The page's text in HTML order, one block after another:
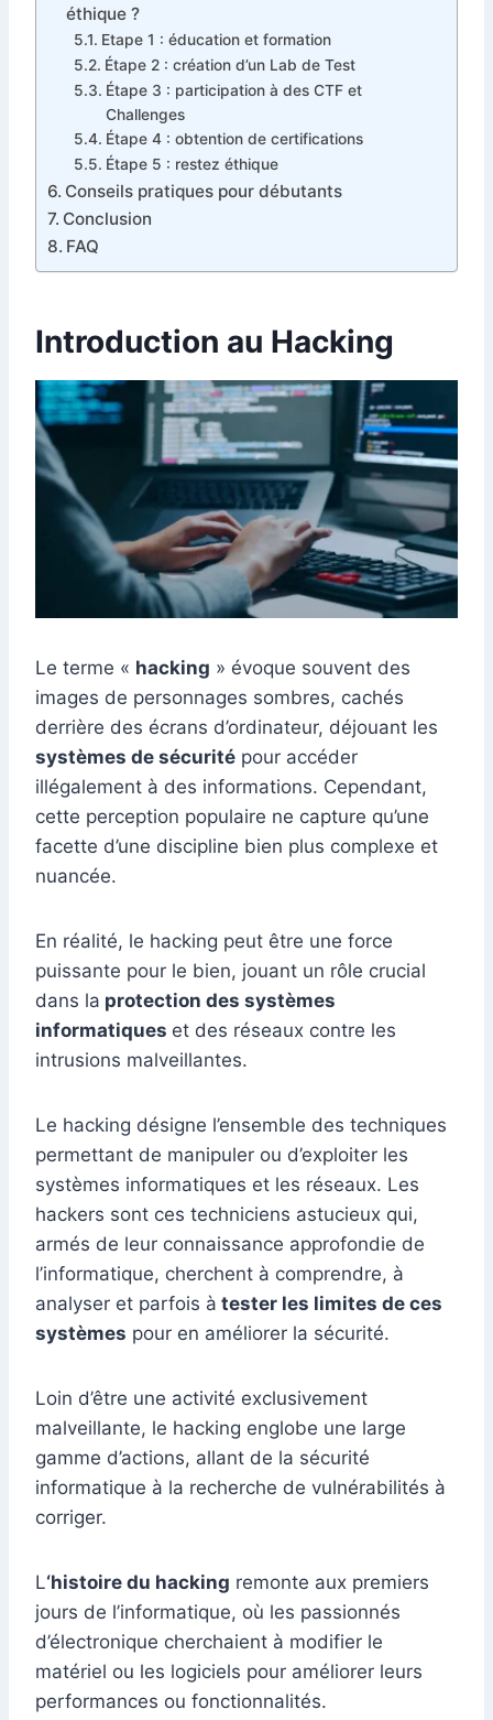
éthique ?
Etape 1 : éducation et formation
Étape 2 : création d’un Lab de Test
Étape 3 : participation à des CTF et
Challenges
Étape 4 : obtention de certifications
Étape 5 : restez éthique
Conseils pratiques pour débutants
Conclusion
FAQ
Introduction au Hacking
Le terme « hacking » évoque souvent des
images de personnages sombres, cachés
derrière des écrans d’ordinateur, déjouant les
systèmes de sécurité pour accéder
illégalement à des informations. Cependant,
cette perception populaire ne capture qu’une
facette d’une discipline bien plus complexe et
nuancée.
En réalité, le hacking peut être une force
puissante pour le bien, jouant un rôle crucial
dans la protection des systèmes
informatiques et des réseaux contre les
intrusions malveillantes.
Le hacking désigne l’ensemble des techniques
permettant de manipuler ou d’exploiter les
systèmes informatiques et les réseaux. Les
hackers sont ces techniciens astucieux qui,
armés de leur connaissance approfondie de
l’informatique, cherchent à comprendre, à
analyser et parfois à tester les limites de ces
systèmes pour en améliorer la sécurité.
Loin d’être une activité exclusivement
malveillante, le hacking englobe une large
gamme d’actions, allant de la sécurité
informatique à la recherche de vulnérabilités à
corriger.
L‘histoire du hacking remonte aux premiers
jours de l’informatique, où les passionnés
d’électronique cherchaient à modifier le
matériel ou les logiciels pour améliorer leurs
performances ou fonctionnalités.